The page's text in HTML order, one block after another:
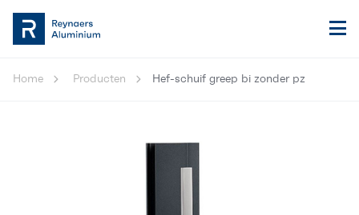
Home Producten Hef-schuif greep bi zonder pz